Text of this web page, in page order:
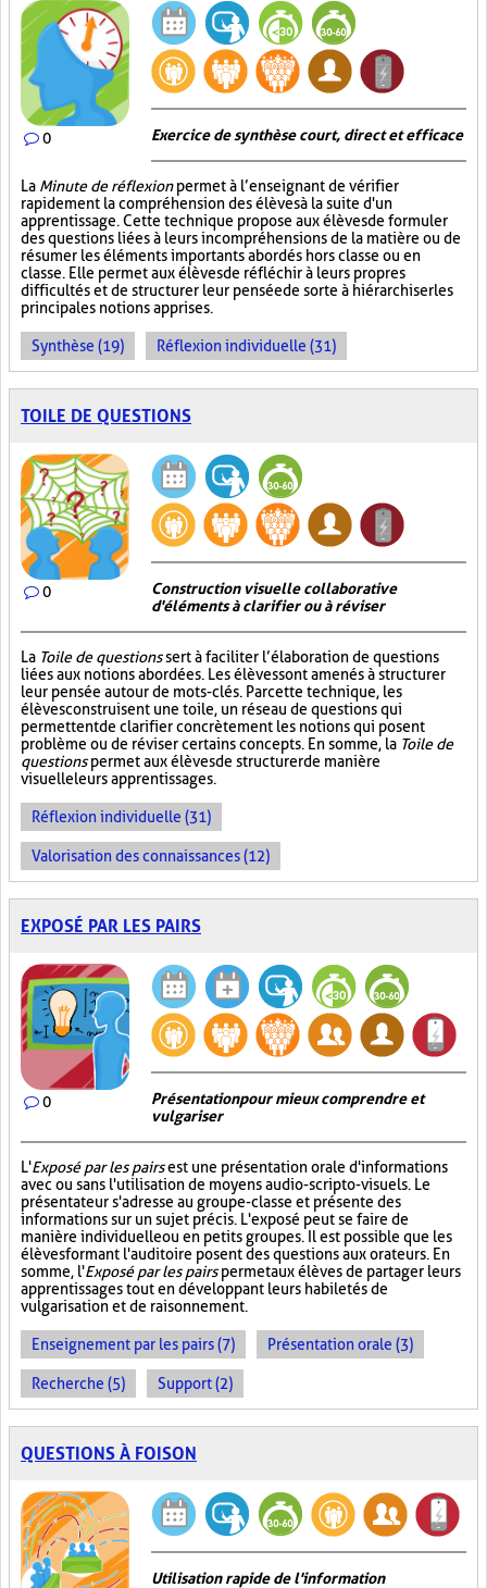
0 Exercice de synthèse court, direct et efficace
La Minute de réflexionpermet à l’enseignant de vérifier
rapidement la compréhension des élèves à la suite d'un
apprentissage. Cette technique propose aux élèves de formuler
des questions liées à leurs incompréhensions de la matière ou de
résumer les éléments importants abordés hors classe ou en
classe. Elle permet aux élèves de réfléchir à leurs propres
difficultés et de structurer leur pensée de sorte à hiérarchiser les
principales notions apprises.
Synthèse (19) Réflexion individuelle (31)
TOILE DE QUESTIONS
0
Construction visuelle collaborative
d'éléments à clarifier ou à réviser
La Toile de questionssert à faciliter l’élaboration de questions
liées aux notions abordées. Les élèves sont amenés à structurer
leur pensée autour de mots-clés. Par cette technique, les
élèves construisent une toile, un réseau de questions qui
permettent de clarifier concrètement les notions qui posent
problème ou de réviser certains concepts. En somme, la Toile de
questionspermet aux élèves de structurer de manière
visuelle leurs apprentissages.
Réflexion individuelle (31)
Valorisation des connaissances (12)
EXPOSÉ PAR LES PAIRS
0
Présentation pour mieux comprendre et
vulgariser
L'Exposé par les pairsest une présentation orale d'informations
avec ou sans l'utilisation de moyens audio-scripto-visuels. Le
présentateur s'adresse au groupe-classe et présente des
informations sur un sujet précis. L'exposé peut se faire de
manière individuelle ou en petits groupes. Il est possible que les
élèves formant l'auditoire posent des questions aux orateurs. En
somme, l'Exposé par les pairspermet aux élèves de partager leurs
apprentissages tout en développant leurs habiletés de
vulgarisation et de raisonnement.
Enseignement par les pairs (7) Présentation orale (3)
Recherche (5) Support (2)
QUESTIONS À FOISON
Utilisation rapide de l'information